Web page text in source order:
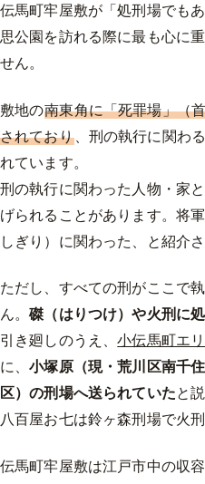
伝馬町牢屋敷が「処刑場でも
思公園を訪れる際に最も心に
せん。
敷地の南東角に「死罪場」（
されており、刑の執行に関わ
れています。
刑の執行に関わった人物・家と
げられることがあります。将
しぎり）に関わった、と紹介
ただし、すべての刑がここで
ん。磔（はりつけ）や火刑に
引き廻しのうえ、小伝馬町エ
に、小塚原（現・荒川区南千
区）の刑場へ送られていたと
八百屋お七は鈴ヶ森刑場で火
伝馬町牢屋敷は江戸市中の収